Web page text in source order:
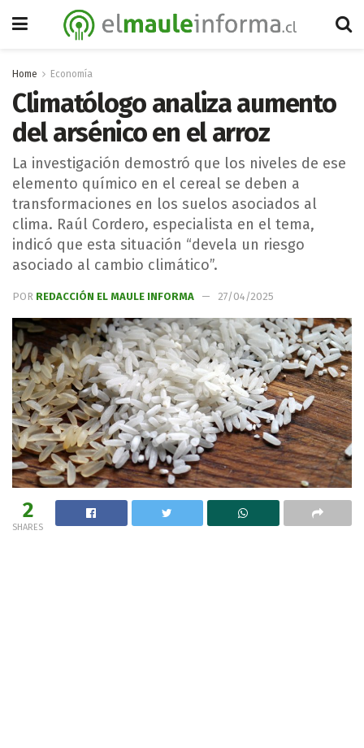
Home Economía
Climatólogo analiza aumento
del arsénico en el arroz
La investigación demostró que los niveles de ese
elemento químico en el cereal se deben a
transformaciones en los suelos asociados al
clima. Raúl Cordero, especialista en el tema,
indicó que esta situación “devela un riesgo
asociado al cambio climático”.
POR REDACCIÓN EL MAULE INFORMA 27/04/2025
2
SHARES